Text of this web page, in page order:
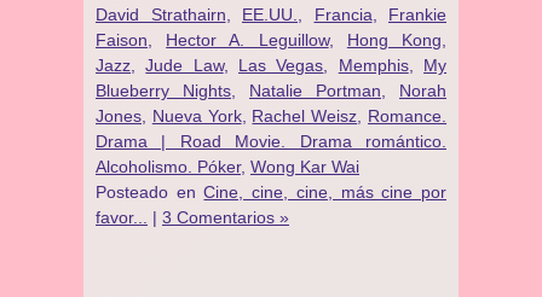
David Strathairn
EE.UU. Francia
Frankie
Faison
Hector A. Leguillow, Hong Kong
Jazz ,Jude Law, Las Vegas Memphis, My
Blueberry Nights
Natalie Portman
Norah
Jones
Nueva York, Rachel Weisz
Romance.
Drama | Road Movie. Drama romántico.
Alcoholismo. Póker, Wong Kar Wai
Posteado enCine, cine, cine, más cine por
favor...
| 3 Comentarios »